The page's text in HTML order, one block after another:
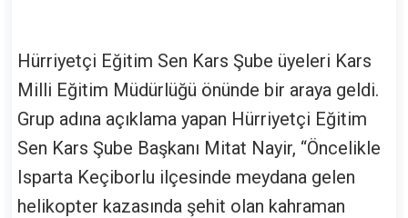
Hürriyetçi Eğitim Sen Kars Şube üyeleri Kars
Milli Eğitim Müdürlüğü önünde bir araya geldi.
Grup adına açıklama yapan Hürriyetçi Eğitim
Sen Kars Şube Başkanı Mitat Nayir, “Öncelikle
Isparta Keçiborlu ilçesinde meydana gelen
helikopter kazasında şehit olan kahraman